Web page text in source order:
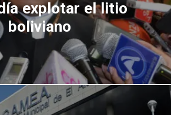
explotar el litio
boliviano